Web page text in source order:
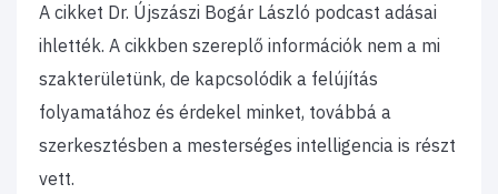
A cikket Dr. Újszászi Bogár László podcast adásai
ihlették. A cikkben szereplő információk nem a mi
szakterületünk, de kapcsolódik a felújítás
folyamatához és érdekel minket, továbbá a
szerkesztésben a mesterséges intelligencia is részt
vett.